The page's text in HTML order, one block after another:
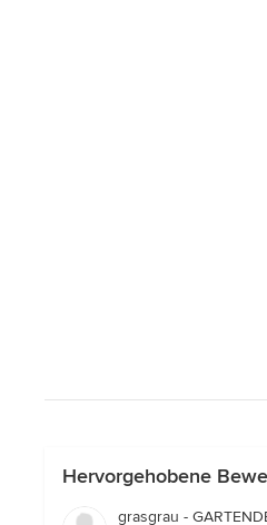
Hervorgehobene
grasgrau -